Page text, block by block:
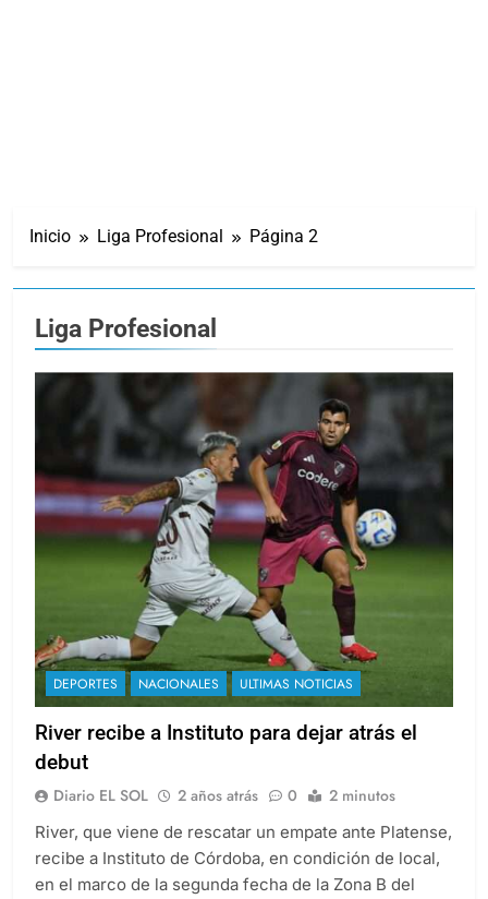
Inicio Liga Profesional Página 2
Liga Profesional
DEPORTES NACIONALES ULTIMAS NOTICIAS
River recibe a Instituto para dejar atrás el
debut
Diario EL SOL 2 años atrás 0 2 minutos
River, que viene de rescatar un empate ante Platense,
recibe a Instituto de Córdoba, en condición de local,
en el marco de la segunda fecha de la Zona B del